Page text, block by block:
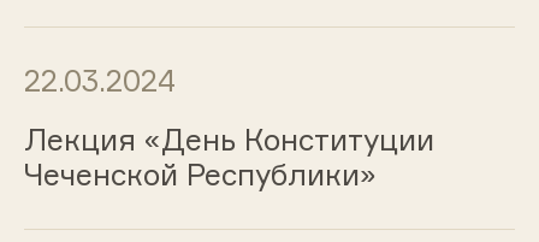
22.03.2024
Лекция «День Конституции
Чеченской Республики»